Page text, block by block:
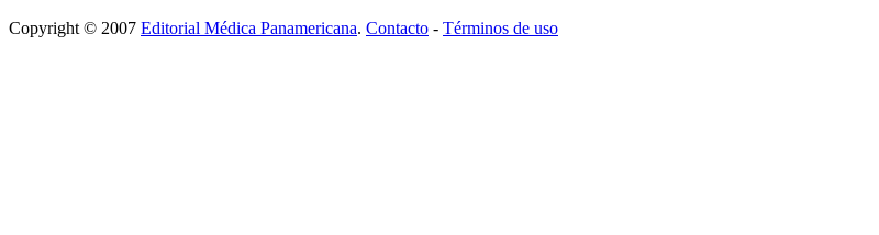
Copyright © 2007 Editorial Médica Panamericana. Contacto - Términos de uso